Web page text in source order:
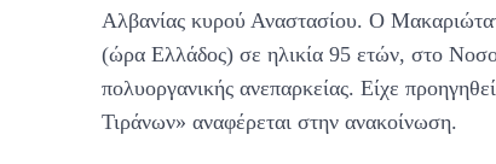
Αλβανίας κυρού Αναστασίου. Ο
(ώρα Ελλάδος) σε ηλικία 95 ετών, στο
πολυοργανικής ανεπαρκείας. Είχε
Τιράνων» αναφέρεται στην ανακοίνωση.